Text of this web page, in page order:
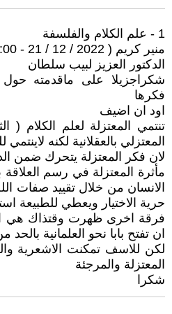
1 - علم الكلام والفلسفة
منير كريم ( 2022 / 12 / 21 - 22:00 )
الدكتور العزيز لبيب سلطان
شكراجزيلا على ماقدمته حول
فكرها
اود ان اضيف
تنتمي المعتزلة لعلم الكلام (
المعتزلي بالعقلانية لكنه لاينتمي
لان فكر المعتزلة يتحرك ضمن
مأثرة المعتزلة في رسم العلاقة
الانسان من خلال تقييد صفات
حرية الاختيار ويعطي للطبيعة
فرقة اخرى ظهرت وقتذاك هي
ان تفتح بابا نحو العلمانية بالحد
لكن للاسف تمكنت الاشعرية
المعتزلة والمرجئة
شكرا